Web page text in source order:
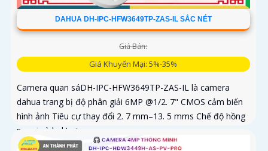
DAHUA DH-IPC-HFW3649TP-ZAS-IL SẮC NÉT
Giá Bán:
Giá Khuyến Mại: 5%-35%
Camera quan sáDH-IPC-HFW3649TP-ZAS-IL là camera
dahua trang bị độ phân giải 6MP @1/2. 7" CMOS cảm biến
hình ảnh Tiêu cự thay đổi 2. 7 mm–13. 5 mms Chế độ hồng
ngoại và led trợ...